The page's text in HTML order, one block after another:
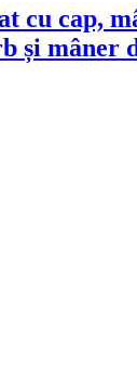
cu cap,
și mâner